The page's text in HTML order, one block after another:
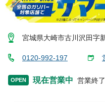
宮城県大崎市古川沢田字
0120-992-197
OPEN 現在営業中 営業終了